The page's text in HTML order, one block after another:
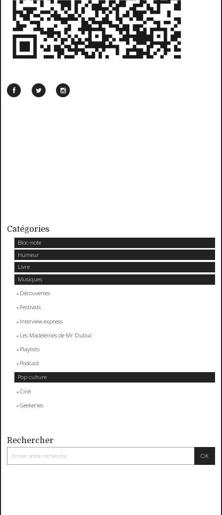
Catégories
Bloc-note
Humeur
Livre
Musiques
Découvertes
Festivals
Interview express
Les Madeleines de Mr Dubuc
Playlists
Podcast
Pop culture
Ciné
Geekeries
Rechercher